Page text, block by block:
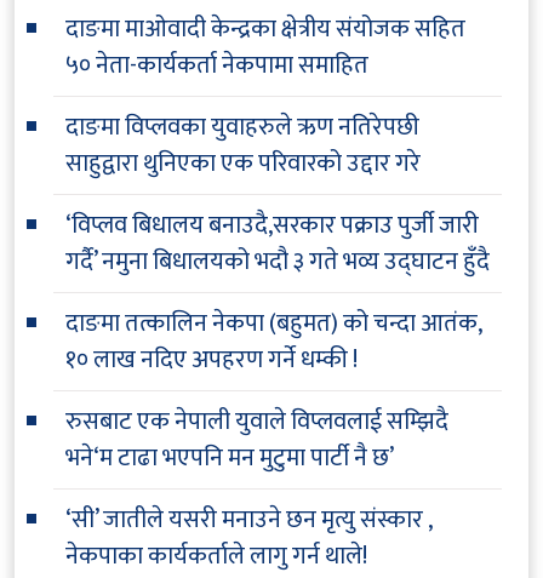
दाङमा माओवादी केन्द्रका क्षेत्रीय संयोजक सहित
५० नेता-कार्यकर्ता नेकपामा समाहित
दाङमा विप्लवका युवाहरुले ऋण नतिरेपछी
साहुद्वारा थुनिएका एक परिवारको उद्दार गरे
‘विप्लव बिधालय बनाउदै,सरकार पक्राउ पुर्जी जारी
गर्दै’ नमुना बिधालयको भदौ ३ गते भव्य उद्घाटन हुँदै
दाङमा तत्कालिन नेकपा (बहुमत) को चन्दा आतंक,
१० लाख नदिए अपहरण गर्ने धम्की !
रुसबाट एक नेपाली युवाले विप्लवलाई सम्झिदै
भने‘म टाढा भएपनि मन मुटुमा पार्टी नै छ’
‘सी’ जातीले यसरी मनाउने छन मृत्यु संस्कार ,
नेकपाका कार्यकर्ताले लागु गर्न थाले!